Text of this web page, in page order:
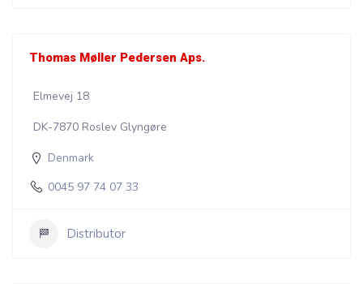
Thomas Møller Pedersen Aps.
Elmevej 18
DK-7870 Roslev Glyngøre
Denmark
0045 97 74 07 33
Distributor